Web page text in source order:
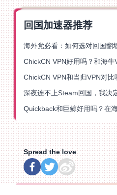
回国加速器推荐
深夜连不上Steam回国，我决
Spread the love